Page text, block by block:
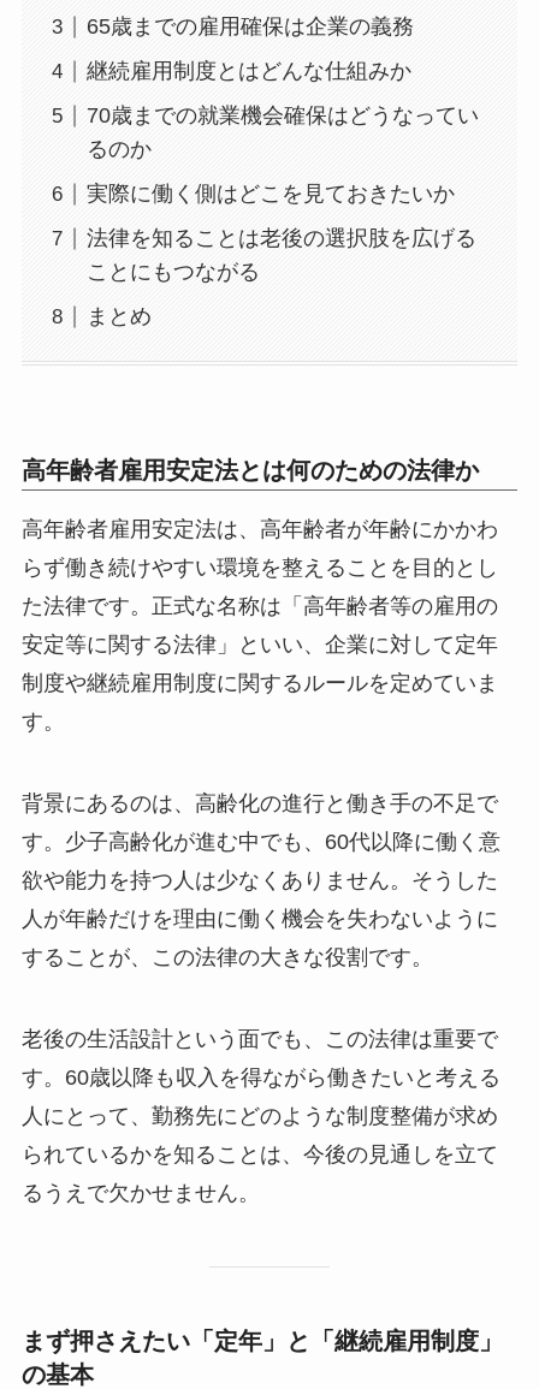
65歳までの雇用確保は企業の義務
継続雇用制度とはどんな仕組みか
70歳までの就業機会確保はどうなってい
るのか
実際に働く側はどこを見ておきたいか
法律を知ることは老後の選択肢を広げる
ことにもつながる
まとめ
高年齢者雇用安定法とは何のための法律か
高年齢者雇用安定法は、高年齢者が年齢にかかわ
らず働き続けやすい環境を整えることを目的とし
た法律です。正式な名称は「高年齢者等の雇用の
安定等に関する法律」といい、企業に対して定年
制度や継続雇用制度に関するルールを定めていま
す。
背景にあるのは、高齢化の進行と働き手の不足で
す。少子高齢化が進む中でも、60代以降に働く意
欲や能力を持つ人は少なくありません。そうした
人が年齢だけを理由に働く機会を失わないように
することが、この法律の大きな役割です。
老後の生活設計という面でも、この法律は重要で
す。60歳以降も収入を得ながら働きたいと考える
人にとって、勤務先にどのような制度整備が求め
られているかを知ることは、今後の見通しを立て
るうえで欠かせません。
まず押さえたい「定年」と「継続雇用制度」
の基本